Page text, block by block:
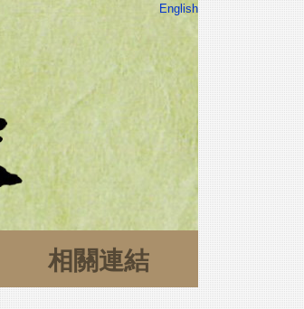
English
相關連結